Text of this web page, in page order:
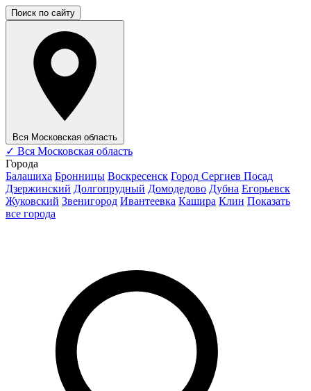
Поиск по сайту
Вся Московская область
✓ Вся Московская область
Города
Балашиха Бронницы Воскресенск Город Сергиев Посад
Дзержинский Долгопрудный Домодедово Дубна Егорьевск
Жуковский Звенигород Ивантеевка Кашира Клин Показать
все города